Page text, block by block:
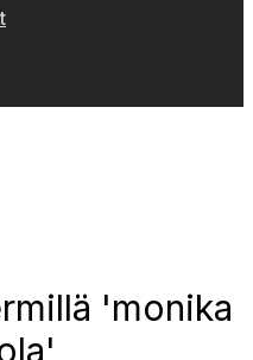
'monika